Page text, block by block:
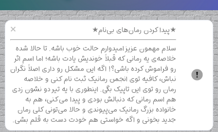
★پیدا کردن رمان‌های بی‌نام★
سلام مهمون عزیز امیدوارم حالت خوب باشه. تا حالا شده
خلاصه‌ی یه رمانی که قبلاً خوندیش یادت باشه؛ اما اسم اثر
رو فراموش کرده باشی؟! اگه این مشکل رو داری اصلاً نگران
نباش، کافیه توی انجمن رمانیک ثبت نام کنی و خلاصه
رمان رو توی این تاپیک بگی. اینطوری با یه تیر دو نشون زدی
هم اسم رمانی که دنبالش بودی و پیدا می‌کنی، هم به
خانواده بزرگ رمانیک می‌پیوندی و حالا می‌تونی کلی رمان
جدید بخونی و اگه خواستی هم خودت دست به قلم بشی.